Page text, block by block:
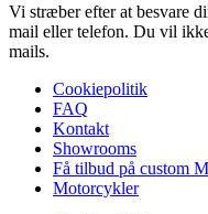
Vi stræber efter at besvare
mail eller telefon. Du vil
mails.
Cookiepolitik
FAQ
Kontakt
Showrooms
Få tilbud på custom
Motorcykler